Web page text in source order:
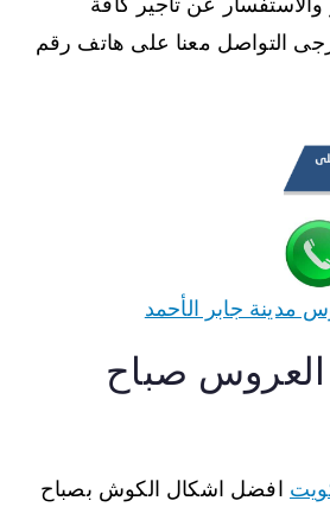
التواصل معنا على هاتف رقم
جابر الأحمد
صباح
افضل اشكال الكوش بصباح